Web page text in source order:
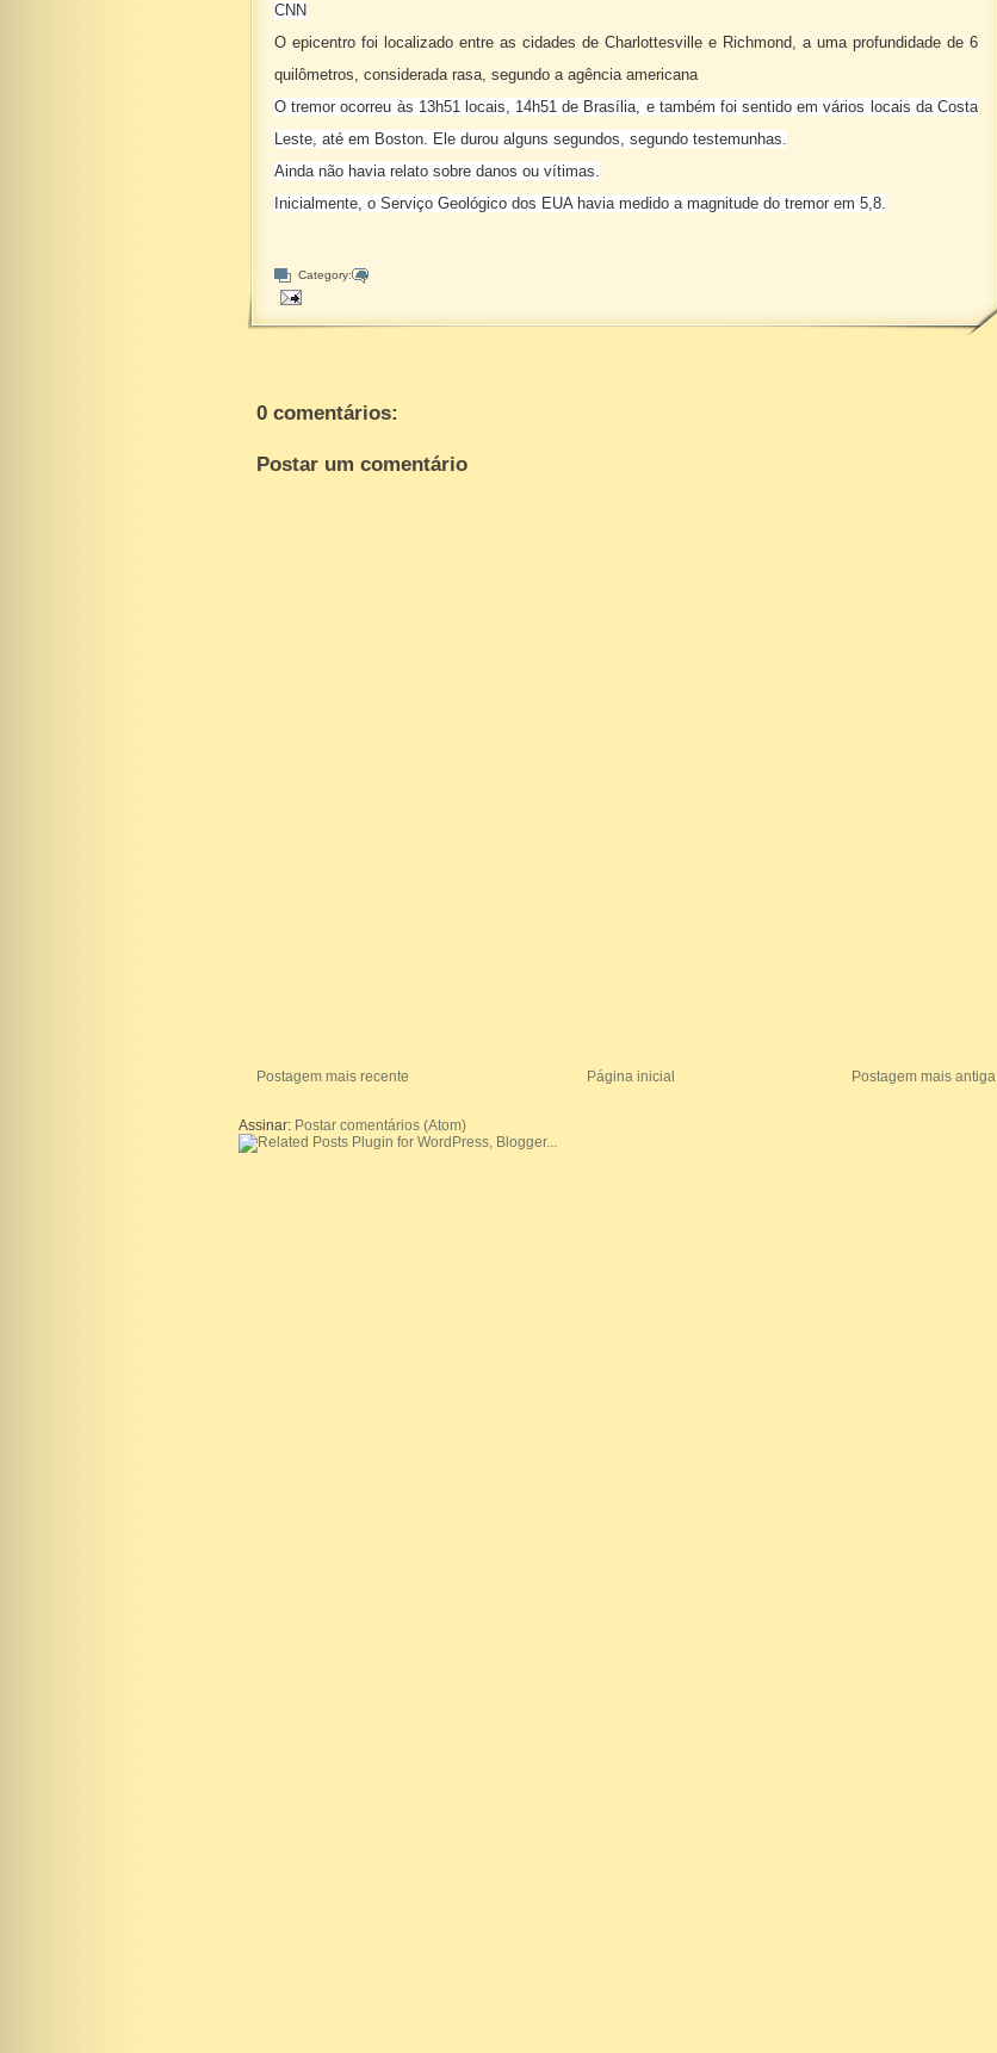
CNN
O epicentro foi localizado entre as cidades de Charlottesville e Richmond, a uma profundidade de 6
quilômetros, considerada rasa, segundo a agência americana
O tremor ocorreu às 13h51 locais, 14h51 de Brasília, e também foi sentido em vários locais da Costa
Leste, até em Boston. Ele durou alguns segundos, segundo testemunhas.
Ainda não havia relato sobre danos ou vítimas.
Inicialmente, o Serviço Geológico dos EUA havia medido a magnitude do tremor em 5,8.
Category:
0 comentários:
Postar um comentário
Postagem mais recente Postagem mais antiga
Página inicial
Assinar: Postar comentários (Atom)